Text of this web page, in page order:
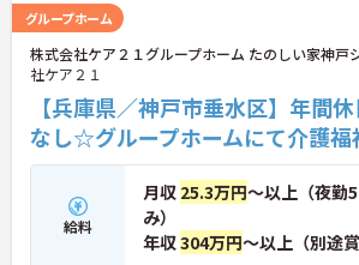
グループホーム
株式会社ケア２１グループホーム たのしい家神戸
社ケア２１
【兵庫県／神戸市垂水区】年間
なし☆グループホームにて介護福
給料
月収 25.3万円～以上（夜勤
み）
年収304万円～以上（別途賞